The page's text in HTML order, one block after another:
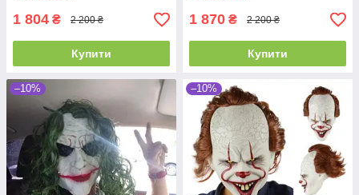
1 804 ₴ 2 200 ₴
Купити
1 870 ₴ 2 200 ₴
Купити
–10% –10%